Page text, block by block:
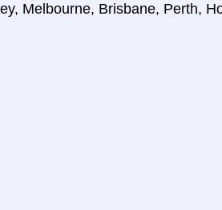
Melbourne, Brisbane, Perth,